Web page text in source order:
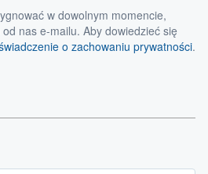
w dowolnym momencie,
nas e-mailu. Aby dowiedzieć się
o zachowaniu prywatności.